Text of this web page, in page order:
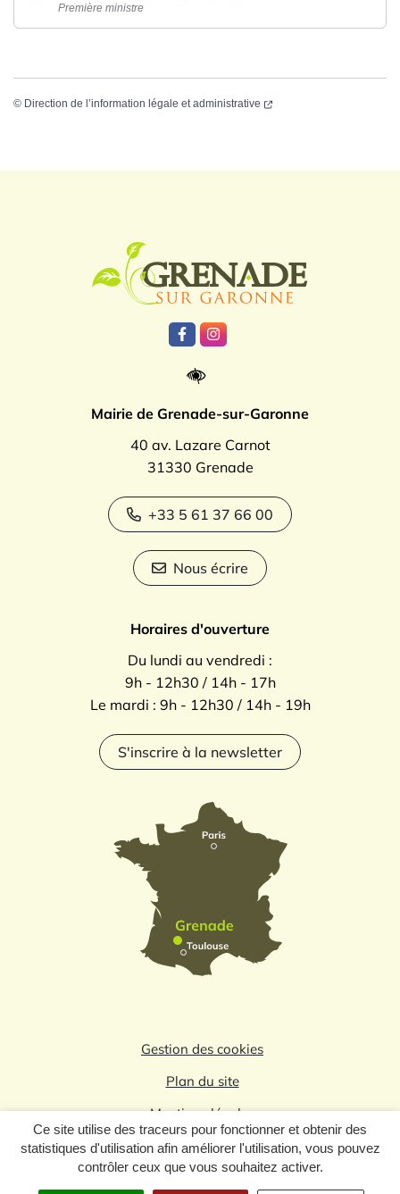
Ce site utilise des traceurs pour fonctionner et obtenir des
statistiques d'utilisation afin améliorer l'utilisation, vous pouvez
contrôler ceux que vous souhaitez activer.
Première ministre
© Direction de l’information légale et administrative
Lien vers le compte Facebook
Lien vers le compte
Mairie de Grenade-sur-Garonne
40 av. Lazare Carnot
31330 Grenade
+33 5 61 37 66 00
Nous écrire
Horaires d'ouverture
Du lundi au vendredi :
9h - 12h30 / 14h - 17h
Le mardi : 9h - 12h30 / 14h - 19h
S'inscrire à la newsletter
Gestion des cookies
Plan du site
Mentions légales
Politique de confidentialité